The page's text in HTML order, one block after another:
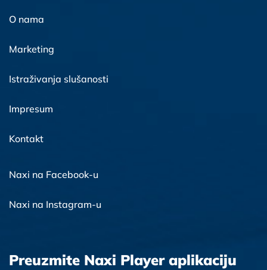
O nama
Marketing
Istraživanja slušanosti
Impresum
Kontakt
Naxi na Facebook-u
Naxi na Instagram-u
Preuzmite Naxi Player aplikaciju